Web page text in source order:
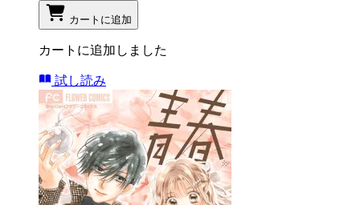
カートに追加
カートに追加しました
試し読み